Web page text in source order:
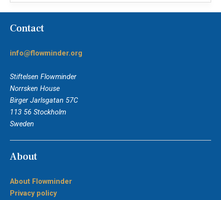
Contact
info@flowminder.org
Stiftelsen Flowminder
Norrsken House
Birger Jarlsgatan 57C
113 56 Stockholm
Sweden
About
About Flowminder
Privacy policy